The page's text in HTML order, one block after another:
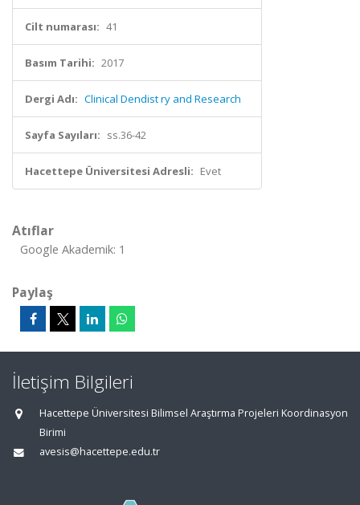
Cilt numarası: 41
Basım Tarihi: 2017
Dergi Adı: Clinical Dendist ry and Research
Sayfa Sayıları: ss.36-42
Hacettepe Üniversitesi Adresli: Evet
Atıflar
Google Akademik: 1
Paylaş
İletişim Bilgileri
Hacettepe Üniversitesi Bilimsel Araştırma Projeleri Koordinasyon
Birimi
avesis@hacettepe.edu.tr